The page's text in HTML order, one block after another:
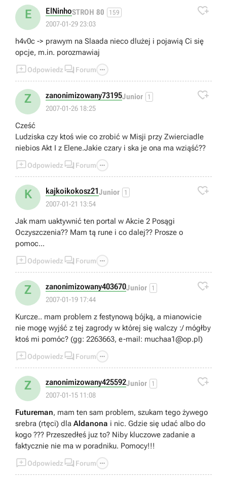
E ElNinhoSTROH 80 159
2007-01-29 23:03

h4v0c -> prawym na Slaada nieco dlużej i pojawią Ci się
opcje, m.in. porozmawiaj
Odpowiedz  Forum 
Z zanonimizowany73195Junior 1
2007-01-26 18:25

Cześć
Ludziska czy ktoś wie co zrobić w Misji przy Zwierciadle
niebios Akt I z Elene.Jakie czary i ska je ona ma wziąść??
Odpowiedz  Forum 
K kajkoikokosz21Junior 1
2007-01-21 13:54

Jak mam uaktywnić ten portal w Akcie 2 Posągi
Oczyszczenia?? Mam tą rune i co dalej?? Prosze o
pomoc...
Odpowiedz  Forum 
Z zanonimizowany403670Junior 1
2007-01-19 17:44

Kurcze.. mam problem z festynową bójką, a mianowicie
nie mogę wyjść z tej zagrody w której się walczy :/ mógłby
ktoś mi pomóc? (gg: 2263663, e-mail: muchaa1@op.pl)
Odpowiedz  Forum 
Z zanonimizowany425592Junior 1
2007-01-15 11:08

Futureman, mam ten sam problem, szukam tego żywego
srebra (rtęci) dla Aldanona i nic. Gdzie się udać albo do
kogo ??? Przeszedłeś juz to? Niby kluczowe zadanie a
faktycznie nie ma w poradniku. Pomocy!!!
Odpowiedz  Forum 